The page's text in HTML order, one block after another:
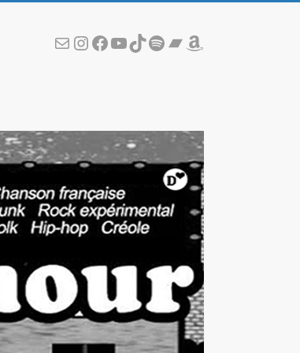
Écris-moi ! Instagram
Facebook
YouTube
TikTok
Spotify
Bandcamp
Amazon